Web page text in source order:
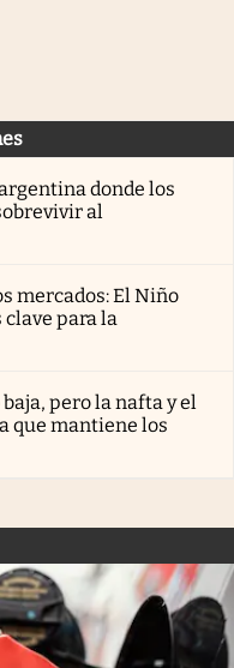
donde los
al
mercados: El Niño
para la
pero la nafta y el
que mantiene los